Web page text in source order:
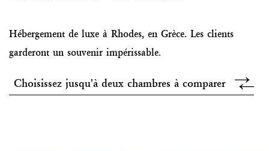
Hébergement de luxe à Rhodes, en Grèce. Les clients
garderont un souvenir impérissable.
Choisissez jusqu'à deux chambres à comparer